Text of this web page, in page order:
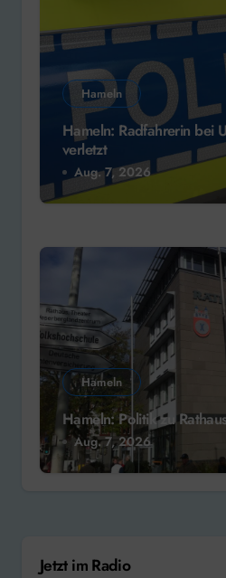
Hameln
Hameln: Radfahrerin bei
verletzt
Aug. 7, 2026
Hameln
Hameln: Politik zu
Aug. 7, 2026
Jetzt im Radio